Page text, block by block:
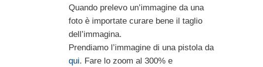
Quando prelevo un’immagine da una
foto è importate curare bene il taglio
dell’immagina.
Prendiamo l’immagine di una pistola da
qui. Fare lo zoom al 300% e